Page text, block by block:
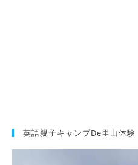
英語親子キャンプde里山体験